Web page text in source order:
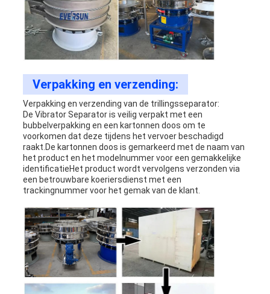
Verpakking en verzending:
Verpakking en verzending van de trillingsseparator:
De Vibrator Separator is veilig verpakt met een
bubbelverpakking en een kartonnen doos om te
voorkomen dat deze tijdens het vervoer beschadigd
raakt.De kartonnen doos is gemarkeerd met de naam van
het product en het modelnummer voor een gemakkelijke
identificatieHet product wordt vervolgens verzonden via
een betrouwbare koeriersdienst met een
trackingnummer voor het gemak van de klant.